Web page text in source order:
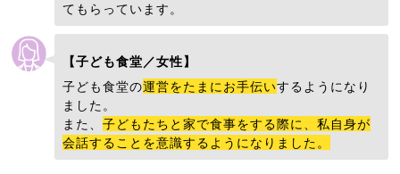
てもらっています。
【子ども食堂／女性】
子ども食堂の運営をたまにお手伝いするようになり
ました。
また、子どもたちと家で食事をする際に、私自身が
会話することを意識するようになりました。